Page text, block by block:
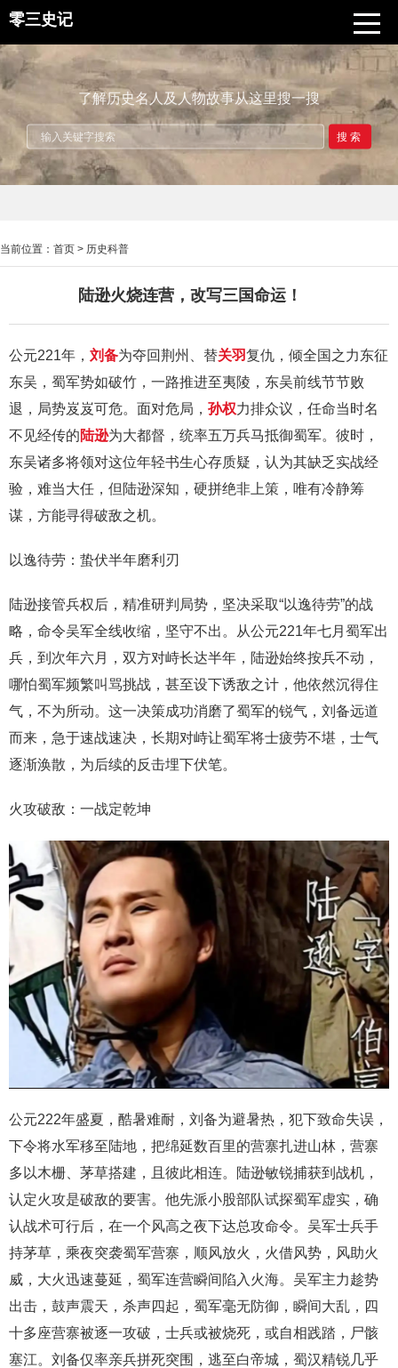
零三史记
了解历史名人及人物故事从这里搜一搜
搜索
当前位置： 首页 > 历史科普
陆逊火烧连营，改写三国命运！
公元221年， 刘备为夺回荆州、替关羽复仇，倾全国之力东征
东吴，蜀军势如破竹，一路推进至夷陵，东吴前线节节败
退，局势岌岌可危。面对危局， 孙权力排众议，任命当时名
不见经传的陆逊为大都督，统率五万兵马抵御蜀军。彼时，
东吴诸多将领对这位年轻书生心存质疑，认为其缺乏实战经
验，难当大任，但陆逊深知，硬拼绝非上策，唯有冷静筹
谋，方能寻得破敌之机。
以逸待劳：蛰伏半年磨利刃
陆逊接管兵权后，精准研判局势，坚决采取“以逸待劳”的战
略，命令吴军全线收缩，坚守不出。从公元221年七月蜀军出
兵，到次年六月，双方对峙长达半年，陆逊始终按兵不动，
哪怕蜀军频繁叫骂挑战，甚至设下诱敌之计，他依然沉得住
气，不为所动。这一决策成功消磨了蜀军的锐气，刘备远道
而来，急于速战速决，长期对峙让蜀军将士疲劳不堪，士气
逐渐涣散，为后续的反击埋下伏笔。
火攻破敌：一战定乾坤
公元222年盛夏，酷暑难耐，刘备为避暑热，犯下致命失误，
下令将水军移至陆地，把绵延数百里的营寨扎进山林，营寨
多以木栅、茅草搭建，且彼此相连。陆逊敏锐捕获到战机，
认定火攻是破敌的要害。他先派小股部队试探蜀军虚实，确
认战术可行后，在一个风高之夜下达总攻命令。吴军士兵手
持茅草，乘夜突袭蜀军营寨，顺风放火，火借风势，风助火
威，大火迅速蔓延，蜀军连营瞬间陷入火海。吴军主力趁势
出击，鼓声震天，杀声四起，蜀军毫无防御，瞬间大乱，四
十多座营寨被逐一攻破，士兵或被烧死，或自相践踏，尸骸
塞江。刘备仅率亲兵拼死突围，逃至白帝城，蜀汉精锐几乎